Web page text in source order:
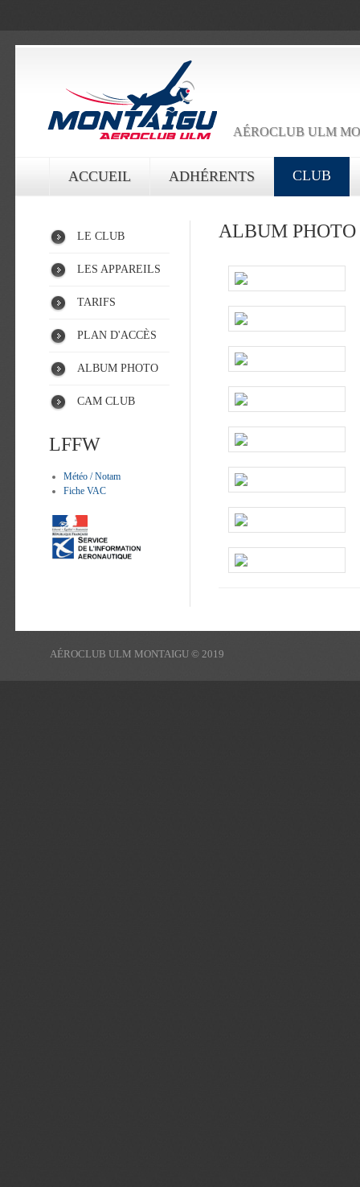
AÉROCLUB ULM
ACCUEIL ADHÉRENTS CLUB
LE CLUB
LES APPAREILS
TARIFS
PLAN D'ACCÈS
ALBUM PHOTO
CAM CLUB
LFFW
Météo / Notam
Fiche VAC
ALBUM
AÉROCLUB ULM MONTAIGU © 2019